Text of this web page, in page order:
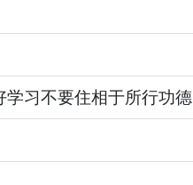
学习不要住相于所行功德